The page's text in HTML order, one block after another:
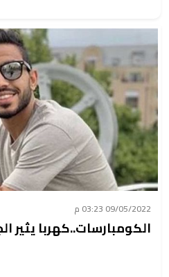
09/05/2022 03:23 م
الكومبارسات..كهربا يثير